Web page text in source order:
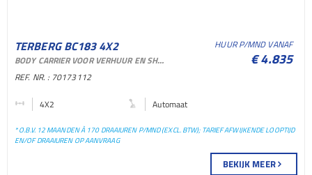
TERBERG BC183 4X2
TERMINAL TREKKER
TERMINAL TREKKER
BODY CARRIER VOOR VERHUUR EN SHORTLEASE
HUUR P/MND VANAF
€ 4.835
REF. NR. : 70173112
4X2 Automaat
* O.B.V. 12 MAANDEN À 170 DRAAIUREN P/MND (EXCL. BTW); TARIEF AFWIJKENDE LOOPTIJD
EN/OF DRAAIUREN OP AANVRAAG
BEKIJK MEER